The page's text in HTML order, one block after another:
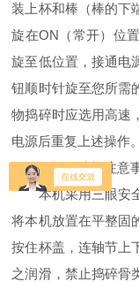
装上杯和棒（棒的下
旋在ON（常开）位
旋至低位置，接通电
钮顺时针旋至您所需
物捣碎时应选用高速
电源后重复上述操作。
组织捣碎机注意事
本机采用三眼安全
将本机放置在平整固
按住杯盖，连轴节上
之润滑，禁止捣碎骨